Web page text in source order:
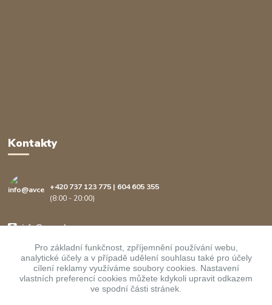
Kontakty
+420 737 123 775 | 604 605 355
(8:00 - 20:00)
info@avcenter.cz
Pro základní funkčnost, zpříjemnění používání webu,
analytické účely a v případě udělení souhlasu také pro účely
cílení reklamy využíváme soubory cookies. Nastavení
vlastních preferencí cookies můžete kdykoli upravit odkazem
ve spodní části stránek.